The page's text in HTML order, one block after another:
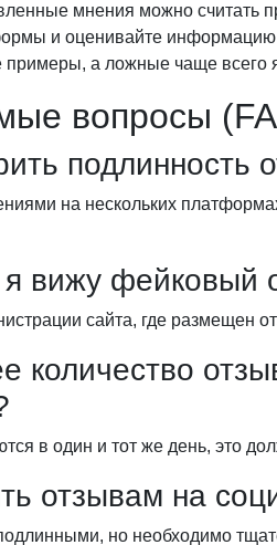
мнения можно считать
и оценивайте
примеры, а ложные чаще
вопросы
подлинность
на нескольких
вижу фейковый
сайта, где размещен
количество
в один и тот же день, это
отзывам на
но необходимо